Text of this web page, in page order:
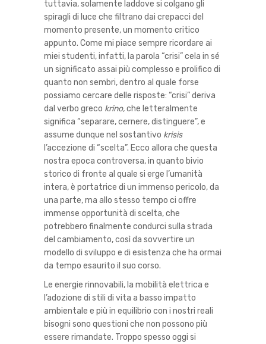
tuttavia, solamente laddove si colgano gli
spiragli di luce che filtrano dai crepacci del
momento presente, un momento critico
appunto. Come mi piace sempre ricordare ai
miei studenti, infatti, la parola “crisi” cela in sé
un significato assai più complesso e prolifico di
quanto non sembri, dentro al quale forse
possiamo cercare delle risposte: “crisi” deriva
dal verbo greco krino,che letteralmente
significa “separare, cernere, distinguere”, e
assume dunque nel sostantivo krisis
l’accezione di “scelta”. Ecco allora che questa
nostra epoca controversa, in quanto bivio
storico di fronte al quale si erge l’umanità
intera, è portatrice di un immenso pericolo, da
una parte, ma allo stesso tempo ci offre
immense opportunità di scelta, che
potrebbero finalmente condurci sulla strada
del cambiamento, così da sovvertire un
modello di sviluppo e di esistenza che ha ormai
da tempo esaurito il suo corso.
Le energie rinnovabili, la mobilità elettrica e
l’adozione di stili di vita a basso impatto
ambientale e più in equilibrio con i nostri reali
bisogni sono questioni che non possono più
essere rimandate. Troppo spesso oggi si